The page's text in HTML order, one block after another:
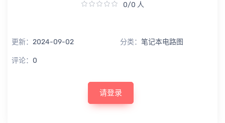
0/0 人
更新： 2024-09-02 分类： 笔记本电路图
评论： 0
请登录